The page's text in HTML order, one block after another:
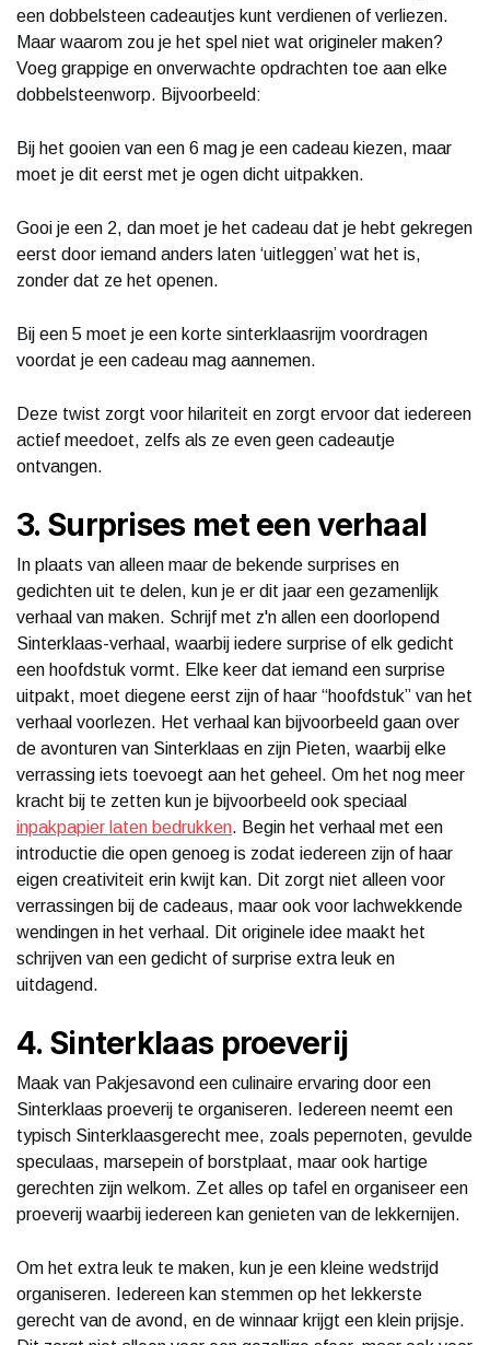
een dobbelsteen cadeautjes kunt verdienen of verliezen.
Maar waarom zou je het spel niet wat origineler maken?
Voeg grappige en onverwachte opdrachten toe aan elke
dobbelsteenworp. Bijvoorbeeld:
Bij het gooien van een 6 mag je een cadeau kiezen, maar
moet je dit eerst met je ogen dicht uitpakken.
Gooi je een 2, dan moet je het cadeau dat je hebt gekregen
eerst door iemand anders laten ‘uitleggen’ wat het is,
zonder dat ze het openen.
Bij een 5 moet je een korte sinterklaasrijm voordragen
voordat je een cadeau mag aannemen.
Deze twist zorgt voor hilariteit en zorgt ervoor dat iedereen
actief meedoet, zelfs als ze even geen cadeautje
ontvangen.
3. Surprises met een verhaal
In plaats van alleen maar de bekende surprises en
gedichten uit te delen, kun je er dit jaar een gezamenlijk
verhaal van maken. Schrijf met z'n allen een doorlopend
Sinterklaas-verhaal, waarbij iedere surprise of elk gedicht
een hoofdstuk vormt. Elke keer dat iemand een surprise
uitpakt, moet diegene eerst zijn of haar “hoofdstuk” van het
verhaal voorlezen. Het verhaal kan bijvoorbeeld gaan over
de avonturen van Sinterklaas en zijn Pieten, waarbij elke
verrassing iets toevoegt aan het geheel. Om het nog meer
kracht bij te zetten kun je bijvoorbeeld ook speciaal
inpakpapier laten bedrukken. Begin het verhaal met een
introductie die open genoeg is zodat iedereen zijn of haar
eigen creativiteit erin kwijt kan. Dit zorgt niet alleen voor
verrassingen bij de cadeaus, maar ook voor lachwekkende
wendingen in het verhaal. Dit originele idee maakt het
schrijven van een gedicht of surprise extra leuk en
uitdagend.
4. Sinterklaas proeverij
Maak van Pakjesavond een culinaire ervaring door een
Sinterklaas proeverij te organiseren. Iedereen neemt een
typisch Sinterklaasgerecht mee, zoals pepernoten, gevulde
speculaas, marsepein of borstplaat, maar ook hartige
gerechten zijn welkom. Zet alles op tafel en organiseer een
proeverij waarbij iedereen kan genieten van de lekkernijen.
Om het extra leuk te maken, kun je een kleine wedstrijd
organiseren. Iedereen kan stemmen op het lekkerste
gerecht van de avond, en de winnaar krijgt een klein prijsje.